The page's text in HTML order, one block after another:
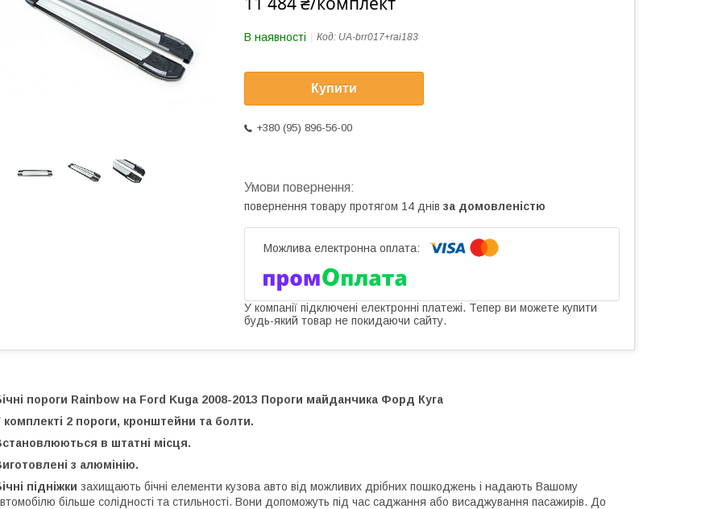
В наявності Код: UA-brr017+rai183
Купити
+380 (95) 896-56-00
повернення товару протягом 14 днів за домовленістю
У компанії підключені електронні платежі. Тепер ви можете купити
будь-який товар не покидаючи сайту.
пороги Rainbow на Ford Kuga 2008-2013 Пороги майданчика Форд Куга
комплекті 2 пороги, кронштейни та болти.
в штатні місця.
з алюмінію.
підніжки захищають бічні елементи кузова авто від можливих дрібних пошкоджень і надають Вашому
більше солідності та стильності. Вони допоможуть під час саджання або висаджування пасажирів. До